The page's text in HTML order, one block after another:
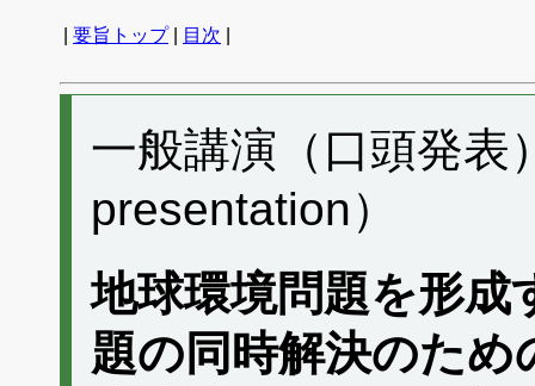
要旨トップ| 目次
一般講演（口頭発
presentation）
地球環境問題を形成
題の同時解決のた